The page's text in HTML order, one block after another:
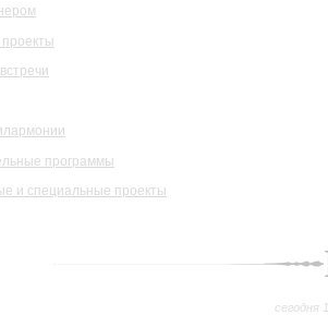
программы
и специальные проекты
сегодня